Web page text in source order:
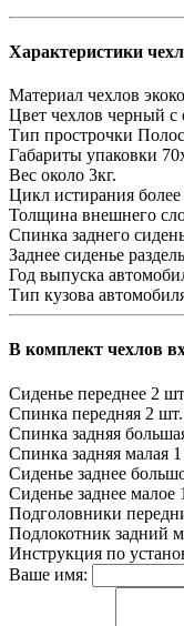
Характеристики
Материал чехлов
Цвет чехлов черный с
Тип прострочки
Габариты упаковки
Вес около 3кг.
Цикл истирания
Толщина внешнего
Спинка заднего
Заднее сиденье
Год выпуска
Тип кузова
В комплект чехлов
Сиденье переднее 2
Спинка передняя 2 шт.
Спинка задняя
Спинка задняя малая
Сиденье заднее
Сиденье заднее малое
Подголовники
Подлокотник задний
Инструкция по
Ваше имя: